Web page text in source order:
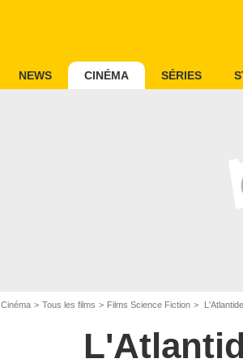
NEWS CINÉMA SÉRIES
Cinéma Tous les films Films Science Fiction